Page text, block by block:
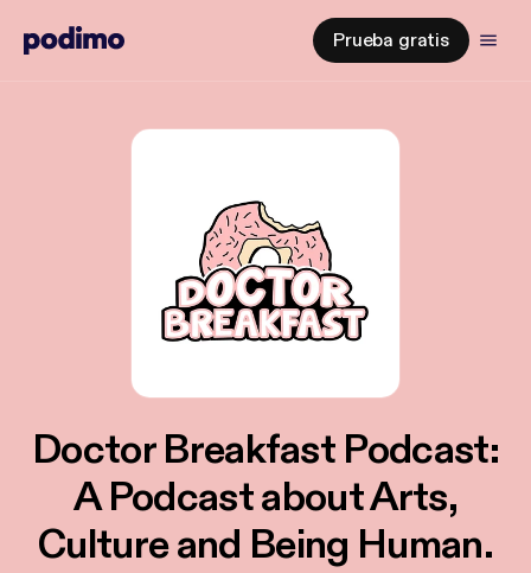
Prueba gratis
Doctor Breakfast Podcast:
A Podcast about Arts,
Culture and Being Human.